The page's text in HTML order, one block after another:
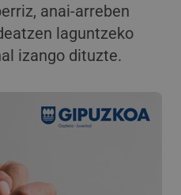
anai-arreben
laguntzeko
izango dituzte.